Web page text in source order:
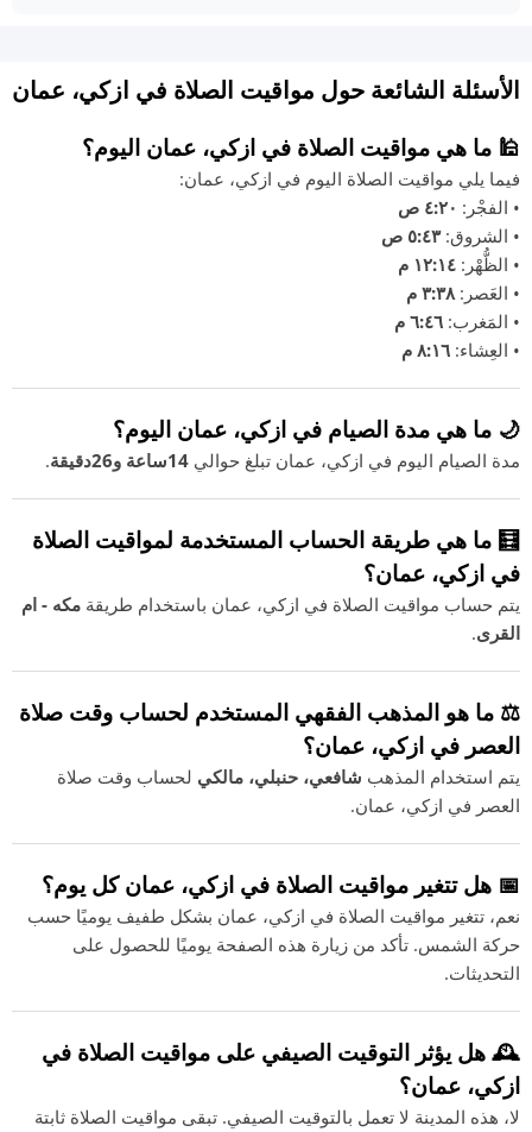
الأسئلة الشائعة حول مواقيت الصلاة في ازكي، عمان
🕌 ما هي مواقيت الصلاة في ازكي، عمان اليوم؟
فيما يلي مواقيت الصلاة اليوم في ازكي، عمان:
• الفجْر: ٤:٢٠ ص
• الشروق:٥:٤٣ ص
• الظُّهْر: ١٢:١٤ م
• العَصر:٣:٣٨ م
• المَغرب: ٦:٤٦ م
• العِشاء: ٨:١٦ م
🌙 ما هي مدة الصيام في ازكي، عمان اليوم؟
مدة الصيام اليوم في ازكي، عمان تبلغ حوالي 14ساعة و26دقيقة .
🧮 ما هي طريقة الحساب المستخدمة لمواقيت الصلاة
في ازكي، عمان؟
يتم حساب مواقيت الصلاة في ازكي، عمان باستخدام طريقة مكه - ام
القرى.
⚖️ ما هو المذهب الفقهي المستخدم لحساب وقت صلاة
العصر في ازكي، عمان؟
يتم استخدام المذهب شافعي، حنبلي، مالكي لحساب وقت صلاة
العصر في ازكي، عمان.
📅 هل تتغير مواقيت الصلاة في ازكي، عمان كل يوم؟
نعم، تتغير مواقيت الصلاة في ازكي، عمان بشكل طفيف يوميًا حسب
حركة الشمس. تأكد من زيارة هذه الصفحة يوميًا للحصول على
التحديثات.
🕰️ هل يؤثر التوقيت الصيفي على مواقيت الصلاة في
ازكي، عمان؟
لا، هذه المدينة لا تعمل بالتوقيت الصيفي. تبقى مواقيت الصلاة ثابتة